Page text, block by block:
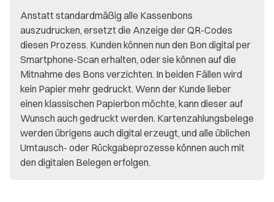
Anstatt standardmäßig alle Kassenbons
auszudrucken, ersetzt die Anzeige der QR-Codes
diesen Prozess. Kunden können nun den Bon digital per
Smartphone-Scan erhalten, oder sie können auf die
Mitnahme des Bons verzichten. In beiden Fällen wird
kein Papier mehr gedruckt. Wenn der Kunde lieber
einen klassischen Papierbon möchte, kann dieser auf
Wunsch auch gedruckt werden. Kartenzahlungsbelege
werden übrigens auch digital erzeugt, und alle üblichen
Umtausch- oder Rückgabeprozesse können auch mit
den digitalen Belegen erfolgen.